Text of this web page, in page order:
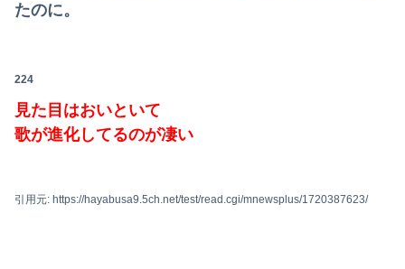
たのに。
224
見た目はおいといて
歌が進化してるのが凄い
引用元: https://hayabusa9.5ch.net/test/read.cgi/mnewsplus/1720387623/